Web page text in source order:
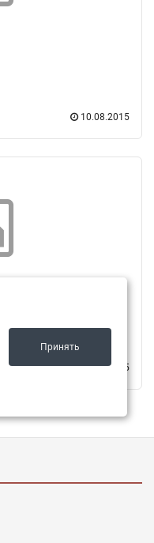
10.08.2015
10.08.2015
Принять